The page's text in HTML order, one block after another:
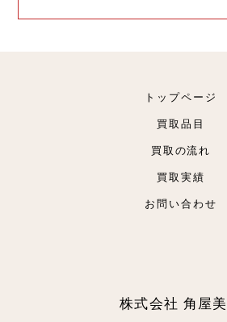
トップページ
買取品目
買取の流れ
買取実績
お問い合わせ
株式会社 角屋